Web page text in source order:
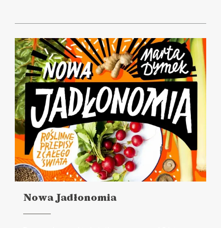
Nowa Jadłonomia